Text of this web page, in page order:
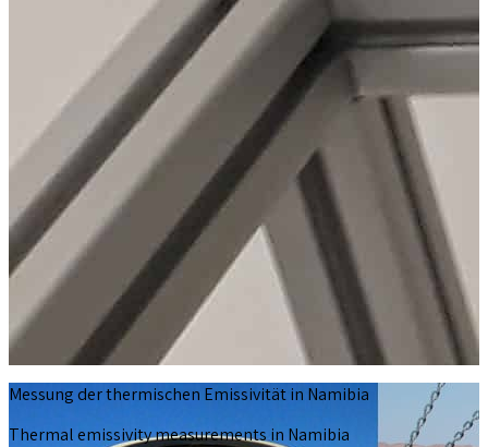
Messung der thermischen Emissivität in Namibia
Thermal emissivity measurements in Namibia